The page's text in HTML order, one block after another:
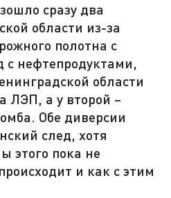
сразу два
области из-за
полотна с
с нефтепродуктами,
области
ЛЭП, а у второй –
Обе диверсии
след, хотя
этого пока не
и как с этим